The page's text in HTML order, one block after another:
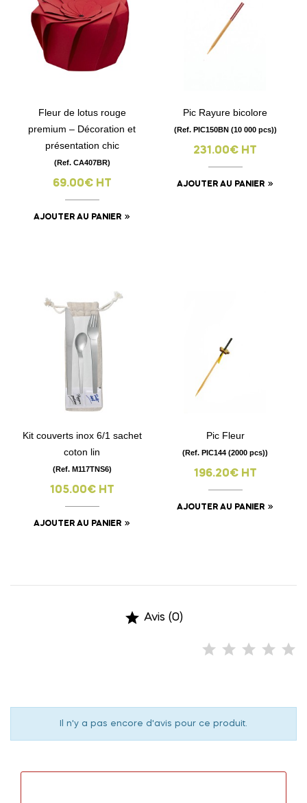
Fleur de lotus rouge
premium – Décoration et
présentation chic
(Ref. CA407BR)
69.00€ HT
AJOUTER AU PANIER
Pic Rayure bicolore
(Ref. PIC150BN (10 000 pcs))
231.00€ HT
AJOUTER AU PANIER
Kit couverts inox 6/1 sachet
coton lin
(Ref. M117TNS6)
105.00€ HT
AJOUTER AU PANIER
Pic Fleur
(Ref. PIC144 (2000 pcs))
196.20€ HT
AJOUTER AU PANIER
 Avis (0)
Il n'y a pas encore d'avis pour ce produit.